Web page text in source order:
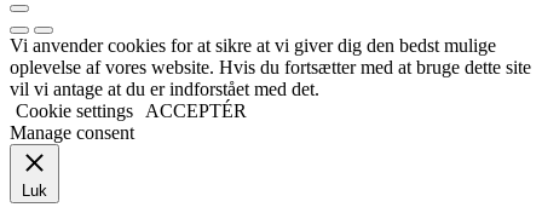
Vi anvender cookies for at sikre at vi giver dig den bedst mulige
oplevelse af vores website. Hvis du fortsætter med at bruge dette site
vil vi antage at du er indforstået med det.
Cookie settings
ACCEPTÉR
Manage consent
Luk